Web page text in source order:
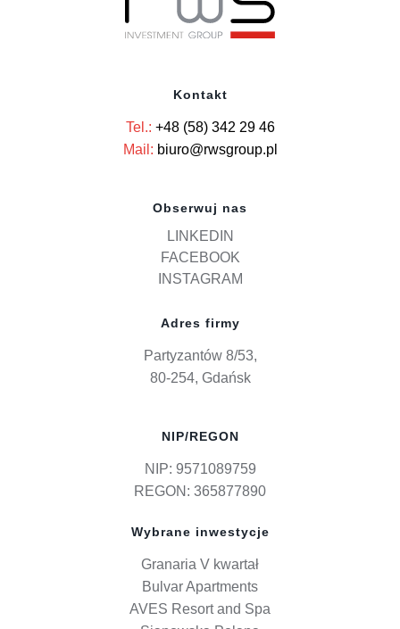
Kontakt
Tel.: +48 (58) 342 29 46
Mail: biuro@rwsgroup.pl
Obserwuj nas
LINKEDIN
FACEBOOK
INSTAGRAM
Adres firmy
Partyzantów 8/53,
80-254, Gdańsk
NIP/REGON
NIP: 9571089759
REGON: 365877890
Wybrane inwestycje
Granaria V kwartał
Bulvar Apartments
AVES Resort and Spa